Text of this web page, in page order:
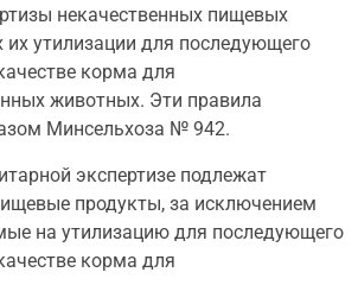
некачественных пищевых
их утилизации для последующего
корма для
животных. Эти правила
Минсельхоза № 942.
экспертизе подлежат
продукты, за исключением
на утилизацию для последующего
корма для